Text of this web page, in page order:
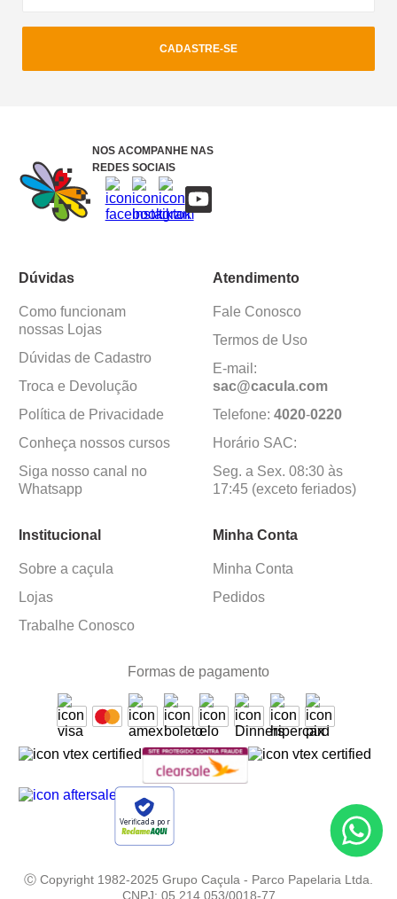
CADASTRE-SE
NOS ACOMPANHE NAS
REDES SOCIAIS
Dúvidas
Como funcionam
nossas Lojas
Dúvidas de Cadastro
Troca e Devolução
Política de Privacidade
Conheça nossos cursos
Siga nosso canal no
Whatsapp
Atendimento
Fale Conosco
Termos de Uso
E-mail:
sac@cacula.com
Telefone: 4020-0220
Horário SAC:
Seg. a Sex. 08:30 às
17:45 (exceto feriados)
Institucional
Sobre a caçula
Lojas
Trabalhe Conosco
Minha Conta
Minha Conta
Pedidos
Formas de pagamento
Verificada por
Ⓒ Copyright 1982-2025 Grupo Caçula - Parco Papelaria Ltda.
CNPJ: 05.214.053/0018-77